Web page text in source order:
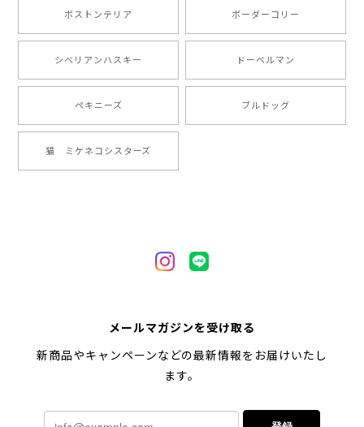
2024/05/22
2024/05/04
2024/05/04
【 柴犬 毛色3色】マグカップ お家用 プレゼント コーギーブラザーズ 犬 うちの子
ボストンテリア ボーダーコリー
シベリアンハスキー ドーベルマン
ペキニーズ ブルドッグ
猫 ミケネコシスターズ
メールマガジンを受け取る
新商品やキャンペーンなどの最新情報をお届けいたし
ます。